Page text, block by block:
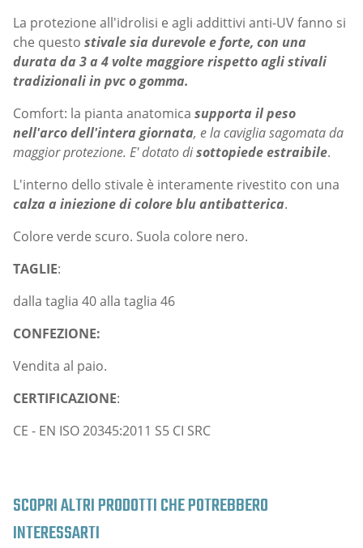
La protezione all'idrolisi e agli addittivi anti-UV fanno si
che questo stivale sia durevole e forte, con una
durata da 3 a 4 volte maggiore rispetto agli stivali
tradizionali in pvc o gomma.
Comfort: la pianta anatomica supporta il peso
nell'arco dell'intera giornata, e la caviglia sagomata da
maggior protezione. E' dotato disottopiede estraibile.
L'interno dello stivale è interamente rivestito con una
calza a iniezione di colore blu antibatterica.
Colore verde scuro. Suola colore nero.
TAGLIE:
dalla taglia 40 alla taglia 46
CONFEZIONE:
Vendita al paio.
CERTIFICAZIONE:
CE - EN ISO 20345:2011 S5 CI SRC
SCOPRI ALTRI PRODOTTI CHE POTREBBERO
INTERESSARTI